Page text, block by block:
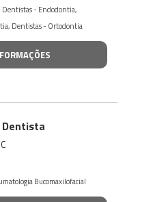
Dentistas - Endodontia,
, Dentistas - Ortodontia
Bucomaxilofacial